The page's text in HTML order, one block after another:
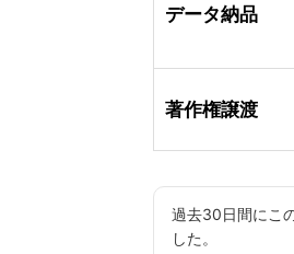
データ納品
著作権譲渡
過去30日間にこ
した。